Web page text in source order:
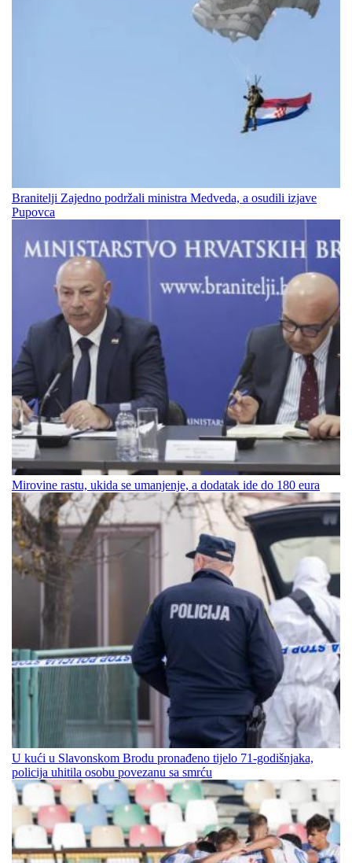
Branitelji Zajedno podržali ministra Medveda, a osudili izjave
Pupovca
Mirovine rastu, ukida se umanjenje, a dodatak ide do 180 eura
U kući u Slavonskom Brodu pronađeno tijelo 71-godišnjaka,
policija uhitila osobu povezanu sa smrću